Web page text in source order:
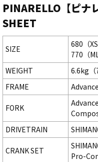
PINARELLO【ピナ
SHEET
SIZE
680（
770（
WEIGHT
6.6kg（
FRAME
FORK
DRIVETRAIN
CRANK SET
Pro-